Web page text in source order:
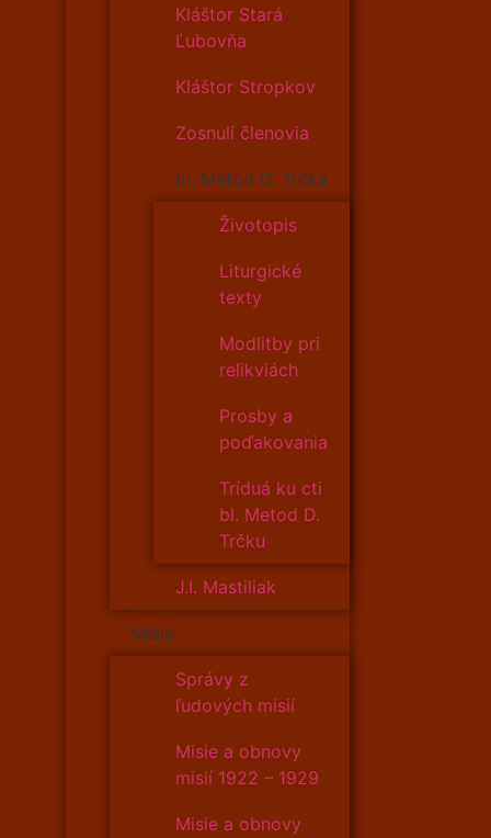
Kláštor Stará
Ľubovňa
Kláštor Stropkov
Zosnulí členovia
bl. Metod D. Trčka
Životopis
Liturgické
texty
Modlitby pri
relikviách
Prosby a
poďakovania
Tríduá ku cti
bl. Metod D.
Trčku
J.I. Mastiliak
Misie
Správy z
ľudových misií
Misie a obnovy
misií 1922 – 1929
Misie a obnovy